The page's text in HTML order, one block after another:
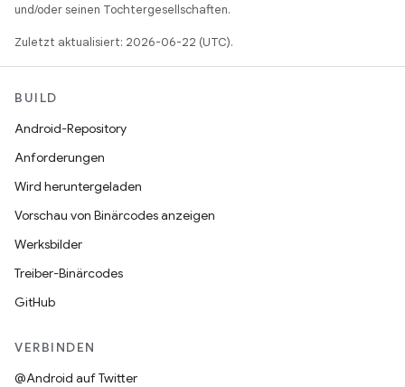
und/oder seinen Tochtergesellschaften.
Zuletzt aktualisiert: 2026-06-22 (UTC).
BUILD
Android-Repository
Anforderungen
Wird heruntergeladen
Vorschau von Binärcodes anzeigen
Werksbilder
Treiber-Binärcodes
GitHub
VERBINDEN
@Android auf Twitter